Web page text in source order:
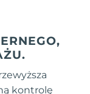
kontrolę